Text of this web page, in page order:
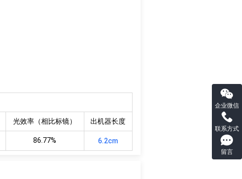
光效率（相比标镜） 出机器长度
86.77% 6.2cm
企业微信
联系方式
留言